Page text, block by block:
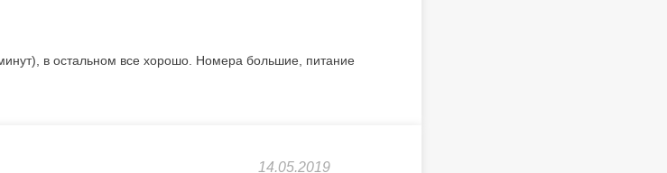
в остальном все хорошо. Номера большие, питание
14.05.2019